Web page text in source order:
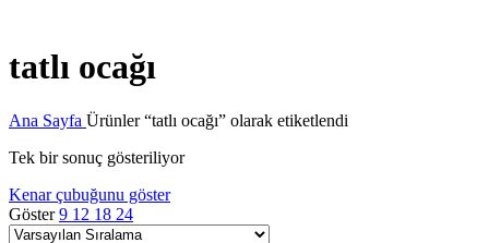
tatlı ocağı
Ana Sayfa Ürünler “tatlı ocağı” olarak etiketlendi
Tek bir sonuç gösteriliyor
Kenar çubuğunu göster
Göster9 12 18 24